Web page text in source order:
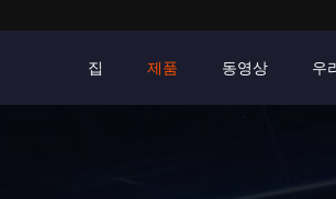
집 제품 동영상 우